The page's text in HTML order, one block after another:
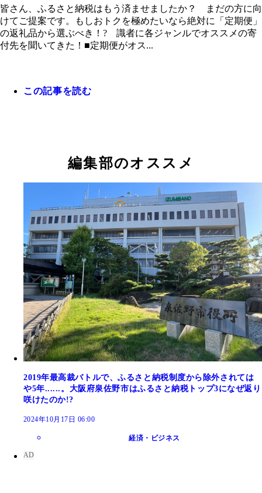
《佐賀県有田町》佐賀牛／寄付金額 10万円／ブ
牛「佐賀牛」の定期便。ロースブロック、カルビ
《宮崎県串間市》宮崎牛・宮崎豚／寄付金額 7万
／宮崎牛と宮崎産豚のロース、バラ、モモなど、
《高知県須崎市》厳選鮮魚の刺し／寄付金額 7万
／タイ、ブリ、カツオなど、さまざまな種類の魚
《佐賀県鹿島市》旬のお任せ野菜BOX／寄付金
円／新鮮な旬の野菜が、8～10種類ものバラエティ
《静岡県袋井市》クラウンメロン(白上級)1玉／寄
額 3万4000円／果実の王様マスクメロンの最高級
《岩手県大槌町》ナクレ トイレットペーパー （シ
ル）96ロール／寄付金額 4万5000円／節約目的で
と、3ヵ月ごとから選べる
《山形県酒田市》花王 バブ アソート（3箱）／寄
額 3万2000円／秋は至福の果実めぐり浴、冬は高
皆さん、ふるさと納税はもう済ませましたか？ まだの方に向
けてご提案です。もしおトクを極めたいなら絶対に「定期便」
の返礼品から選ぶべき！? 識者に各ジャンルでオススメの寄
付先を聞いてきた！■定期便がオス...
この記事を読む
編集部のオススメ
2019年最高裁バトルで、ふるさと納税制度から除外されては
や5年......。大阪府泉佐野市はふるさと納税トップ3になぜ返り
咲けたのか!?
2024年10月17日 06:00
経済・ビジネス